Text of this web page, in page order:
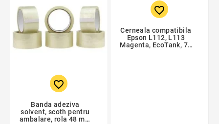
favorite_border
Banda adeziva
solvent, scoth pentru
ambalare, rola 48 mm
favorite_border
Cerneala compatibila
Epson L112, L113
Magenta, EcoTank, 70